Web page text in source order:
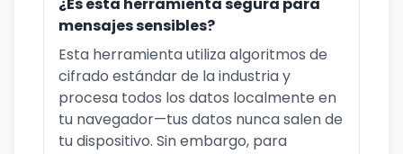
mensajes sensibles?
Esta herramienta utiliza algoritmos de
cifrado estándar de la industria y
procesa todos los datos localmente en
tu navegador—tus datos nunca salen de
tu dispositivo. Sin embargo, para